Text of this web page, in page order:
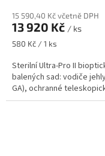
15 590,40 Kč včetně DPH
13 920 Kč / ks
Měrná
580 Kč / 1 ks
Sterilní Ultra-Pro II
balených sad: vodiče
GA), ochranné